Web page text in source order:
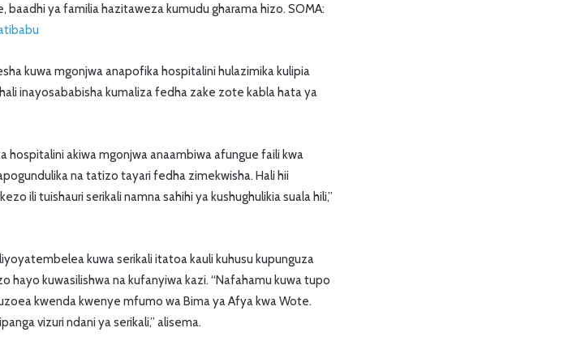
baadhi ya familia hazitaweza kumudu gharama hizo. SOMA:
kuwa mgonjwa anapofika hospitalini hulazimika kulipia
inayosababisha kumaliza fedha zake zote kabla hata ya
hospitalini akiwa mgonjwa anaambiwa afungue faili kwa
na tatizo tayari fedha zimekwisha. Hali hii
ili tuishauri serikali namna sahihi ya kushughulikia suala hili,”
kuwa serikali itatoa kauli kuhusu kupunguza
hayo kuwasilishwa na kufanyiwa kazi. “Nafahamu kuwa tupo
kwenda kwenye mfumo wa Bima ya Afya kwa Wote.
vizuri ndani ya serikali,” alisema.